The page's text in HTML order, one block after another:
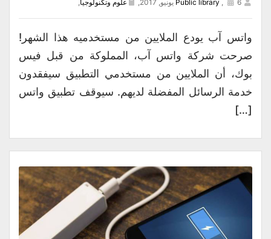
Public library , 6 يونيو, 2017, علوم وتكنولوجيا,
واتس آب يودع الملايين من مستخدميه هذا الشهر!
صرحت شركة واتس آب، المملوكة من قبل فيس
بوك، أن الملايين من مستخدمي التطبيق سيفقدون
خدمة الرسائل المفضلة لديهم. سيوقف تطبيق واتس
[…]